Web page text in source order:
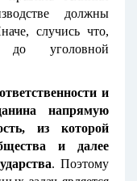
должны
случись что,
до уголовной
и
напрямую
из которой
и далее
. Поэтому